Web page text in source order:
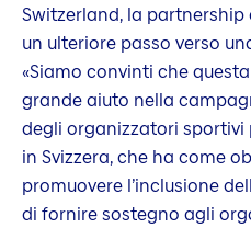
Switzerland, la partnership
un ulteriore passo verso
«Siamo convinti che
grande aiuto nella
degli organizzatori sportivi
in Svizzera, che ha come
promuovere l’inclusione
di fornire sostegno agli